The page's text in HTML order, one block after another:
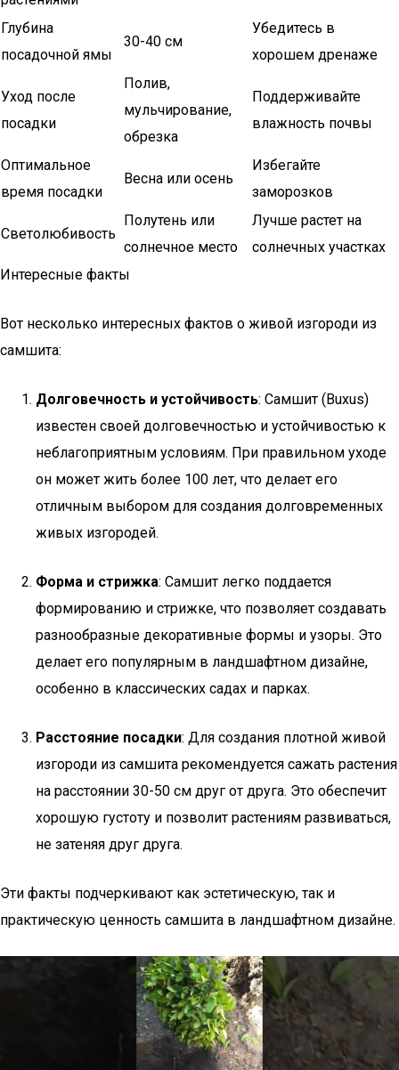
Глубина
посадочной ямы
30-40 см
Убедитесь в
хорошем дренажe
Уход после
посадки
Полив,
мульчирование,
обрезка
Поддерживайте
влажность почвы
Оптимальное
время посадки
Весна или осень
Избегайте
заморозков
Светолюбивость
Полутень или
солнечное место
Лучше растет на
солнечных участках
Интересные факты
Вот несколько интересных фактов о живой изгороди из
самшита:
Долговечность и устойчивость: Самшит (Buxus)
известен своей долговечностью и устойчивостью к
неблагоприятным условиям. При правильном уходе
он может жить более 100 лет, что делает его
отличным выбором для создания долговременных
живых изгородей.
Форма и стрижка: Самшит легко поддается
формированию и стрижке, что позволяет создавать
разнообразные декоративные формы и узоры. Это
делает его популярным в ландшафтном дизайне,
особенно в классических садах и парках.
Расстояние посадки: Для создания плотной живой
изгороди из самшита рекомендуется сажать растения
на расстоянии 30-50 см друг от друга. Это обеспечит
хорошую густоту и позволит растениям развиваться,
не затеняя друг друга.
Эти факты подчеркивают как эстетическую, так и
практическую ценность самшита в ландшафтном дизайне.